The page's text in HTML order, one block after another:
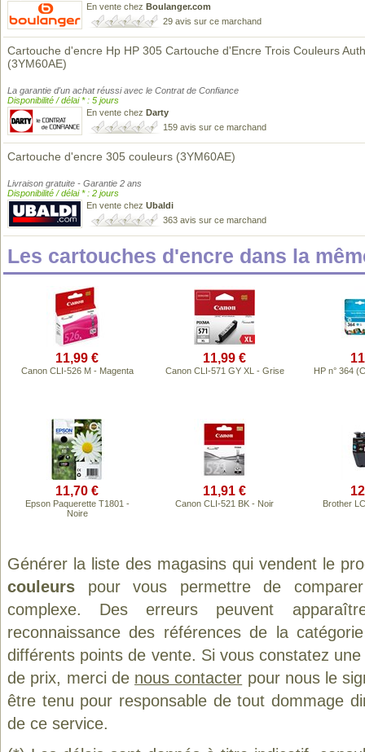
En vente chez Boulanger.com
29 avis sur ce marchand
Cartouche d'encre Hp HP 305 Cartouche d'Encre Trois Couleurs
(3YM60AE)
La garantie d'un achat réussi avec le Contrat de Confiance
Disponibilité / délai * : 5 jours
En vente chez Darty
159 avis sur ce marchand
Cartouche d'encre 305 couleurs (3YM60AE)
Livraison gratuite - Garantie 2 ans
Disponibilité / délai * : 2 jours
En vente chez Ubaldi
363 avis sur ce marchand
Les cartouches d'encre dans la
11,99 €
Canon CLI-526 M - Magenta
11,99 €
Canon CLI-571 GY XL - Grise HP n° 364
11,70 €
Epson Paquerette T1801 -
Noire
11,91 €
Canon CLI-521 BK - Noir Brother
Générer la liste des magasins qui vendent le
couleurs pour vous permettre de
complexe. Des erreurs peuvent
reconnaissance des références de la
différents points de vente. Si vous constatez
de prix, merci de nous contacter pour nous le
être tenu pour responsable de tout dommage
de ce service.